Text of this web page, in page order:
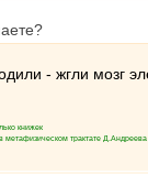
- жгли мозг
книжек
трактате